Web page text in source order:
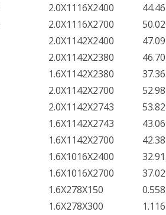
2.0X1116X2400
2.0X1116X2700
2.0X1142X2400
2.0X1142X2380
1.6X1142X2380
2.0X1142X2700
2.0X1142X2743
1.6X1142X2743
1.6X1142X2700
1.6X1016X2400
1.6X1016X2700
1.6X278X150
0.558
1.6X278X300
1.116